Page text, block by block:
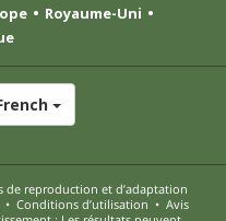
Royaume-Uni
de reproduction et d’adaptation
• Conditions d’utilisation • Avis